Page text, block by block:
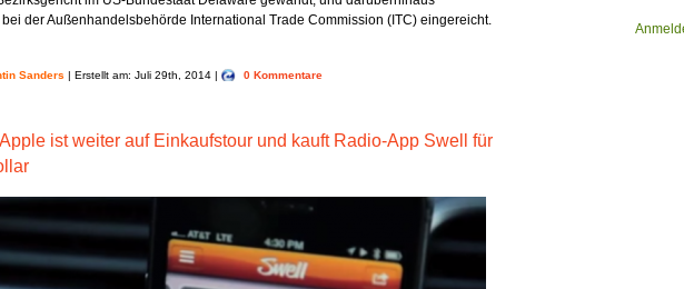
bei der Außenhandelsbehörde International Trade Commission (ITC) eingereicht.
Sanders | Erstellt am: Juli 29th, 2014 | 0 Kommentare
ist weiter auf Einkaufstour und kauft Radio-App Swell für